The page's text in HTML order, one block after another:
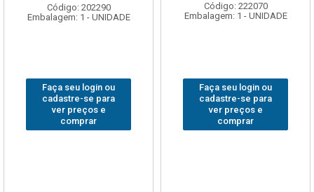
Código: 202290
Embalagem: 1 - UNIDADE
Faça seu login ou
cadastre-se para
ver preços e
comprar
Código: 222070
Embalagem: 1 - UNIDADE
Faça seu login ou
cadastre-se para
ver preços e
comprar